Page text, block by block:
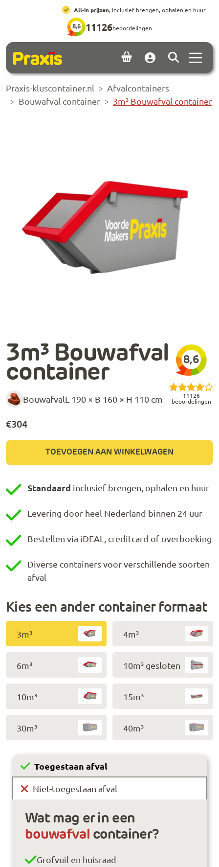
Ga naar hoofdinhoud
Ga naar footer
All-in prijzen, inclusief brengen, ophalen en huur
8,6 11126beoordelingen
Account
Praxis-kluscontainer.nl
Afvalcontainers
Bouwafval container
3m³ Bouwafval container
3m³ Bouwafval
container
BouwafvalL 190 × B 160 × H 110 cm
8,6
11126
beoordelingen
€304
TOEVOEGEN AAN WINKELWAGEN
Standaard inclusief brengen, ophalen en huur
Levering door heel Nederland binnen 24 uur
Bestellen via iDEAL, creditcard of overboeking
Diverse containers voor verschillende soorten
afval
Kies een ander container formaat
3m³ 4m³
6m³ 10m³ gesloten
10m³ 15m³
30m³ 40m³
Toegestaan afval
Niet-toegestaan afval
Wat mag er in een
bouwafval container?
Grofvuil en huisraad